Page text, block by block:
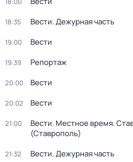
18:35 Вести. Дежурная часть
19:00 Вести
19:39 Репортаж
20:00 Вести
20:02 Вести
21:00
Вести. Местное время.
(Ставрополь)
21:32 Вести. Дежурная часть